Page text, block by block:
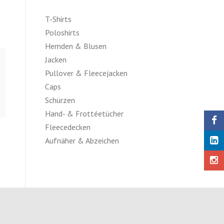
T-Shirts
Poloshirts
Hemden & Blusen
Jacken
Pullover & Fleecejacken
Caps
Schürzen
Hand- & Frottéetücher
Fleecedecken
Aufnäher & Abzeichen